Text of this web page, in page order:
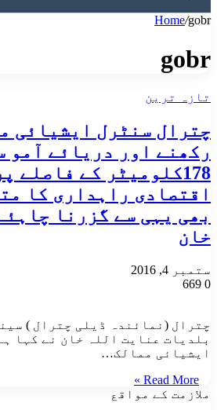
Home/gobr
gobr
تازہ ترین
چترال سنٹرل ایشیائی
رکھنے اور دریائے آمو
178کلومیٹر کے فاصلے
اقتصادی راہداری کا
بھی یہی سے گزرنا
خان
ستمبر 4, 2016
0
چترال (نمائندہ ڈیلی چترال )
بلدیات عنایت اللہ خان نے کہا
ایشیائی ممالک…
Read More »
ملازمت کے مواقع